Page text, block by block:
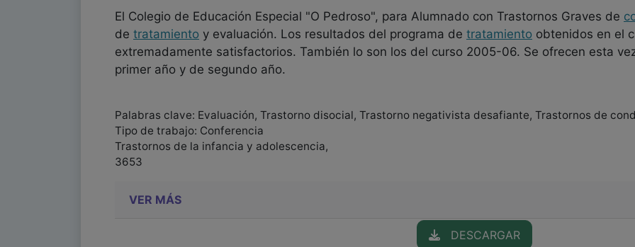
El Colegio de Educación Especial "O Pedroso", para Alumnado con Trastornos Graves de
de tratamiento y evaluación. Los resultados del programa de tratamiento obtenidos en el
extremadamente satisfactorios. También lo son los del curso 2005-06. Se ofrecen esta
primer año y de segundo año.
Palabras clave: Evaluación, Trastorno disocial, Trastorno negativista desafiante, Trastornos de
Tipo de trabajo: Conferencia
Trastornos de la infancia y adolescencia,
3653
VER MÁS
DESCARGAR